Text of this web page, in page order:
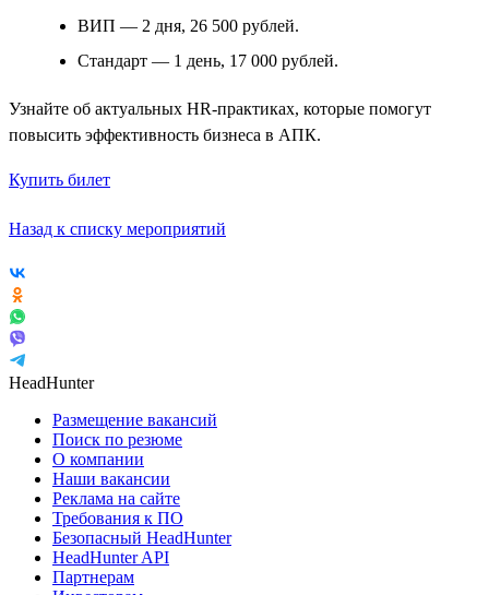
ВИП — 2 дня, 26 500 рублей.
Стандарт — 1 день, 17 000 рублей.
Узнайте об актуальных HR-практиках, которые помогут
повысить эффективность бизнеса в АПК.
Купить билет
Назад к списку мероприятий
HeadHunter
Размещение вакансий
Поиск по резюме
О компании
Наши вакансии
Реклама на сайте
Требования к ПО
Безопасный HeadHunter
HeadHunter API
Партнерам